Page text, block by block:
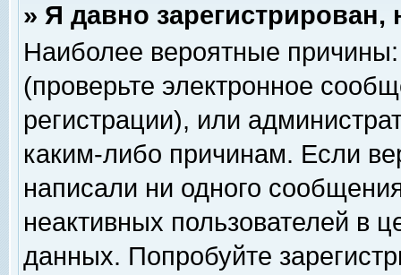
» Я давно
Наиболее вероятные
(проверьте электронное
регистрации), или
каким-либо причинам. Если
написали ни одного
неактивных пользователей в
данных. Попробуйте